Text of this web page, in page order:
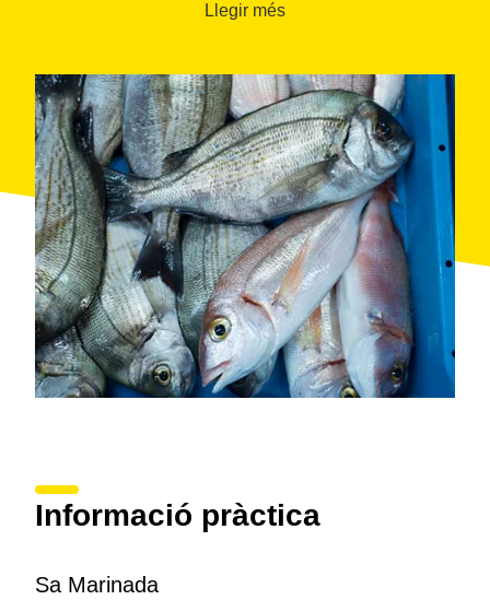
per a l'ocasió o els gustos. Al local també hi fan
quinze i 95 persones.
A més, el restaurantdisposa d'aparcament privat
deservei d'amarratge, ja que tenen un petit port
propi. De fet, també ofereixen servei de càtering per a
embarcacions, que es pot passar a recollir al mateix
port. Així mateix, també han creat unxec regalper
poder regalar un àpat al restaurant, que es pot obtenir
des del seu web, on també es poden fer reserves.
Llegir més
Informació pràctica
Sa Marinada